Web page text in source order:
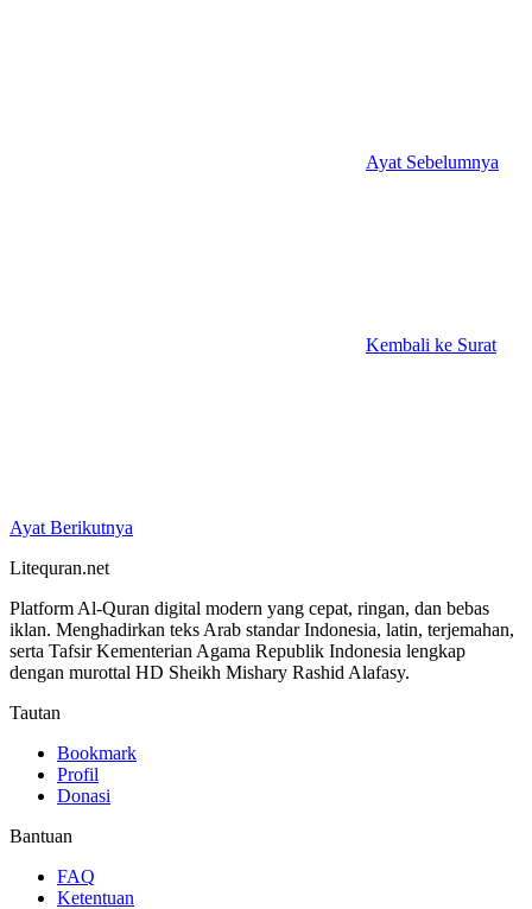
Ayat Sebelumnya
Kembali ke Surat
Ayat Berikutnya
Litequran.net
Platform Al-Quran digital modern yang cepat, ringan, dan bebas
iklan. Menghadirkan teks Arab standar Indonesia, latin, terjemahan,
serta Tafsir Kementerian Agama Republik Indonesia lengkap
dengan murottal HD Sheikh Mishary Rashid Alafasy.
Tautan
Bookmark
Profil
Donasi
Bantuan
FAQ
Ketentuan